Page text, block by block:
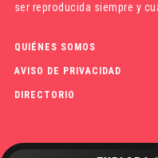
ser reproducida siempre y
QUIÉNES SOMOS
AVISO DE PRIVACIDAD
DIRECTORIO